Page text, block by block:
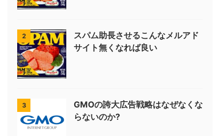
2
スパム助長させるこんなメルアド
サイト無くなれば良い
3
GMOの誇大広告戦略はなぜなくな
らないのか?